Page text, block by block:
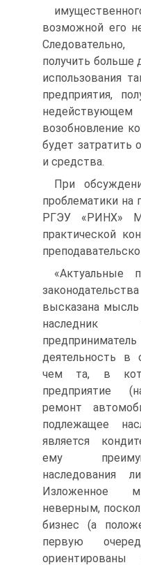
возможной его
получить больше
использования
предприятия,
возобновление
будет затратить
и средства.
При
проблематики на
РГЭУ «РИНХ»
практической
«Актуальные
высказана
наследник
деятельность в
чем та, в
предприятие
ремонт
подлежащее
является
ему
наследования
Изложенное
неверным,
бизнес (а
первую